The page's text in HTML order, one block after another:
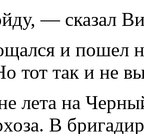
— сказал
и пошел
тот так и не
лета на
В